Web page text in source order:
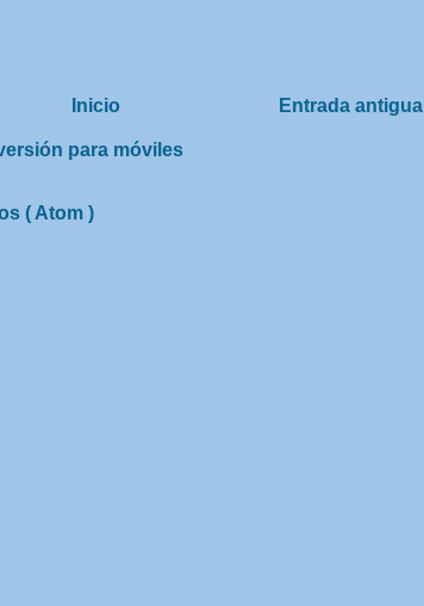
Entrada antigua
Inicio
para móviles
( Atom )